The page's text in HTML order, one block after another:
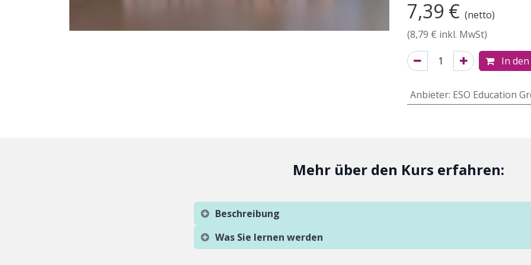
7,39 € (netto)
(8,79 € inkl. MwSt)
In
Anbieter: ESO Education
Mehr über den Kurs erfahren:
Beschreibung
Was Sie lernen werden